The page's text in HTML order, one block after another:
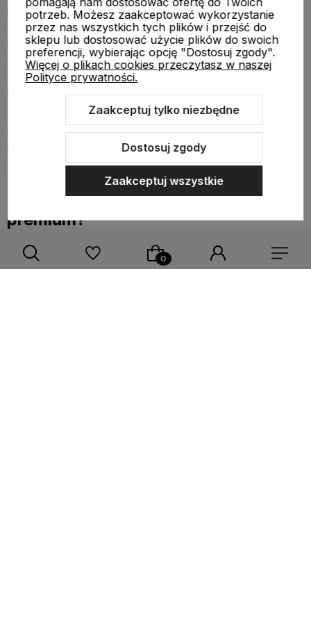
stabilność mankietu. W dłuższej perspektywie mogą być
bardziej opłacalne niż kilka tańszych par kupowanych
co sezon.
W sklepie warto zwrócić uwagę na kategorię
bokserskich PRO. Dla osób szukających skórzanego
modelu treningowego ciekawą propozycją mogą być
rękawice bokserskie skórzane czarne ProSeries 2.0
FUJIMAE
, a do sparingów warto rozważyć
rękawice bokserskie Sparring FUJIMAE.
Na co uważać przy zakupie rękawic
premium?
Wyższa cena nie zawsze automatycznie oznacza
najlepszy wybór dla konkretnego użytkownika.
potrzeb. Możesz zaakceptować wykorzystanie
przez nas wszystkich tych plików i przejść do
sklepu lub dostosować użycie plików do swoich
preferencji, wybierając opcję "Dostosuj zgody".
Więcej o plikach cookies przeczytasz w naszej
Polityce prywatności.
Zaakceptuj tylko niezbędne
Dostosuj zgody
Zaakceptuj wszystkie